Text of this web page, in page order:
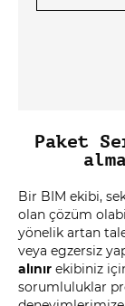
Paket
Bir BIM ekibi,
olan çözüm
yönelik artan
veya egzersiz
alınır ekibiniz
sorumluluklar